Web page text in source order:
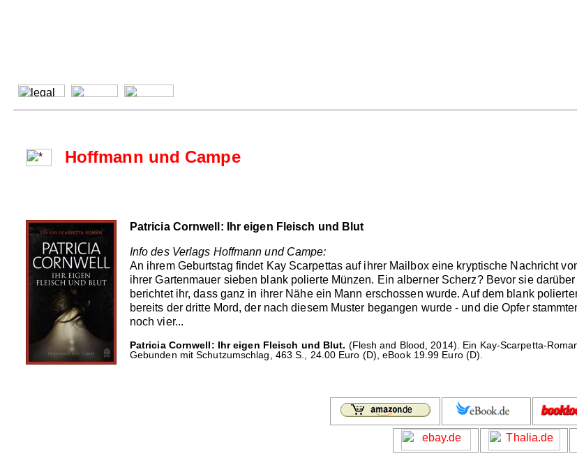
Hoffmann und Campe
Patricia Cornwell: Ihr eigen Fleisch und Blut
Info des Verlags Hoffmann und Campe:
An ihrem Geburtstag findet Kay Scarpettas auf ihrer Mailbox eine kryptische Nachricht
ihrer Gartenmauer sieben blank polierte Münzen. Ein alberner Scherz? Bevor sie
berichtet ihr, dass ganz in ihrer Nähe ein Mann erschossen wurde. Auf dem blank
bereits der dritte Mord, der nach diesem Muster begangen wurde - und die Opfer
noch vier...
Patricia Cornwell: Ihr eigen Fleisch und Blut. (Flesh and Blood, 2014). Ein Kay-Scarpetta-
Gebunden mit Schutzumschlag, 463 S., 24.00 Euro (D), eBook 19.99 Euro (D).